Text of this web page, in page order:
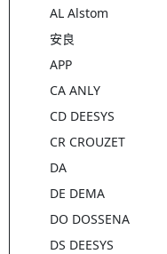
AL Alstom
安良
APP
CA ANLY
CD DEESYS
CR CROUZET
DA
DE DEMA
DO DOSSENA
DS DEESYS